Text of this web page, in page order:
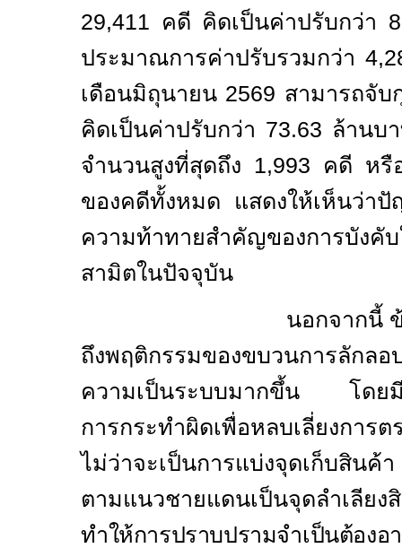
29,411 คดี คิดเป็นค่าปรับกว่า
ประมาณการค่าปรับรวมกว่า
เดือนมิถุนายน 2569 สามารถจับ
คิดเป็นค่าปรับกว่า 73.63 ล้านบ
จำนวนสูงที่สุดถึง 1,993 คดี หรื
ของคดีทั้งหมด แสดงให้เห็นว่าปั
ความท้าทายสำคัญของการบังคั
สามิตในปัจจุบัน
นอกจากนี้ ข้อมูลกา
ถึงพฤติกรรมของขบวนการลักล
ความเป็นระบบมากขึ้น โดยมี
การกระทำผิดเพื่อหลบเลี่ยงการ
ไม่ว่าจะเป็นการแบ่งจุดเก็บสิน
ตามแนวชายแดนเป็นจุดลำเลียง
ทำให้การปราบปรามจำเป็นต้อง